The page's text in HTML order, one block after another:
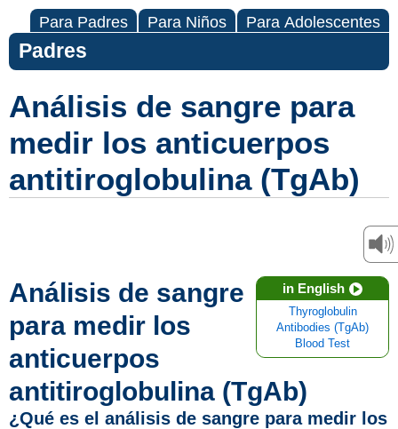
Para Padres Para Niños Para Adolescentes
Padres
Análisis de sangre para
medir los anticuerpos
antitiroglobulina (TgAb)
in English
Thyroglobulin
Antibodies (TgAb)
Blood Test
Análisis de sangre
para medir los
anticuerpos
antitiroglobulina (TgAb)
¿Qué es el análisis de sangre para medir los